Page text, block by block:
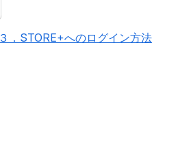
３．STORE+へのログイン方法